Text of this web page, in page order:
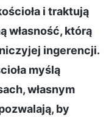
i traktują
własność, którą
ingerencji.
myślą
własnym
by